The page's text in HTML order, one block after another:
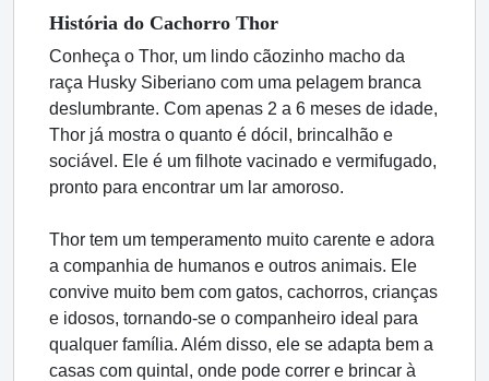
História do Cachorro Thor
Conheça o Thor, um lindo cãozinho macho da
raça Husky Siberiano com uma pelagem branca
deslumbrante. Com apenas 2 a 6 meses de idade,
Thor já mostra o quanto é dócil, brincalhão e
sociável. Ele é um filhote vacinado e vermifugado,
pronto para encontrar um lar amoroso.
Thor tem um temperamento muito carente e adora
a companhia de humanos e outros animais. Ele
convive muito bem com gatos, cachorros, crianças
e idosos, tornando-se o companheiro ideal para
qualquer família. Além disso, ele se adapta bem a
casas com quintal, onde pode correr e brincar à